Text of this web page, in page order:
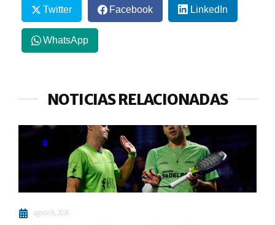
Twitter Facebook LinkedIn
WhatsApp
NOTICIAS RELACIONADAS
agosto 8, 2026